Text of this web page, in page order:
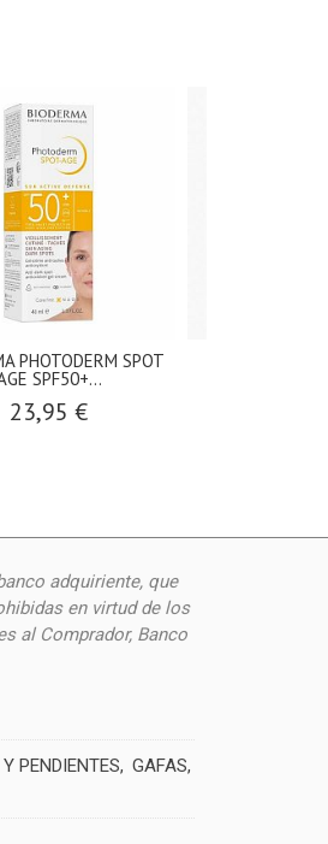
PHOTODERM SPOT
SPF50+...
23,95 €
adquiriente, que
en virtud de los
al Comprador, Banco
PENDIENTES
GAFAS